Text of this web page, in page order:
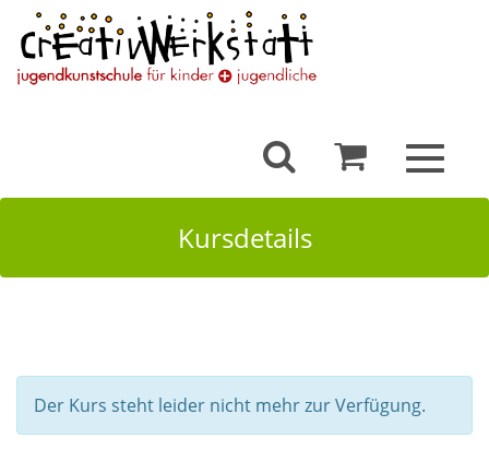
Toggle
Kursdetails
Der Kurs steht leider nicht mehr zur Verfügung.